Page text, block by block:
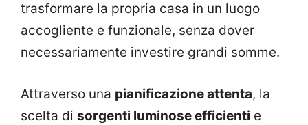
trasformare la propria casa in un luogo
accogliente e funzionale, senza dover
necessariamente investire grandi somme.
Attraverso una pianificazione attenta, la
scelta di sorgenti luminose efficienti e